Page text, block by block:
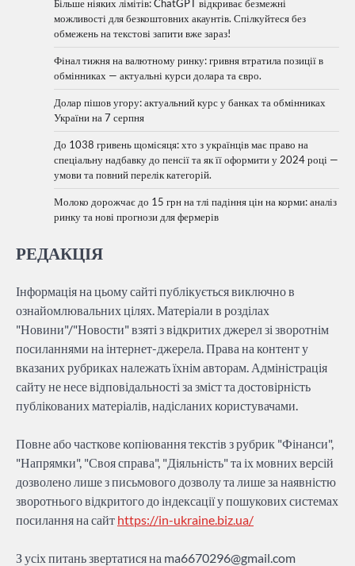
Більше ніяких лімітів: ChatGPT відкриває безмежні
можливості для безкоштовних акаунтів. Спілкуйтеся без
обмежень на текстові запити вже зараз!
Фінал тижня на валютному ринку: гривня втратила позиції в
обмінниках — актуальні курси долара та євро.
Долар пішов угору: актуальний курс у банках та обмінниках
України на 7 серпня
До 1038 гривень щомісяця: хто з українців має право на
спеціальну надбавку до пенсії та як її оформити у 2024 році —
умови та повний перелік категорій.
Молоко дорожчає до 15 грн на тлі падіння цін на корми: аналіз
ринку та нові прогнози для фермерів
РЕДАКЦІЯ
Інформація на цьому сайті публікується виключно в
ознайомлювальних цілях. Матеріали в розділах
"Новини"/"Новости" взяті з відкритих джерел зі зворотнім
посиланнями на інтернет-джерела. Права на контент у
вказаних рубриках належать їхнім авторам. Адміністрація
сайту не несе відповідальності за зміст та достовірність
публікованих матеріалів, надісланих користувачами.
Повне або часткове копіювання текстів з рубрик "Фінанси",
"Напрямки", "Своя справа", "Діяльність" та іх мовних версій
дозволено лише з письмового дозволу та лише за наявністю
зворотнього відкритого до індексації у пошукових системах
посилання на сайт https://in-ukraine.biz.ua/
З усіх питань звертатися на ma6670296@gmail.com